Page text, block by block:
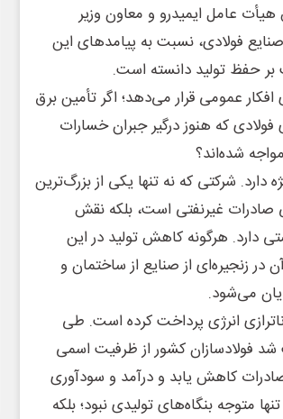
عامل ایمیدرو و معاون وزیر
فولادی، نسبت به پیامدهای این
بر حفظ تولید دانسته است.
عمومی قرار می‌دهد؛ اگر تأمین برق
که هنوز درگیر جبران خسارات
شده‌اند؟
شرکتی که نه تنها یکی از بزرگ‌ترین
صادرات غیرنفتی است، بلکه نقش
دارد. هرگونه کاهش تولید در این
در زنجیره‌ای از صنایع از ساختمان و
می‌شود.
انرژی پرداخت کرده است. طی
فولادسازان کشور از ظرفیت اسمی
کاهش یابد و درآمد و سودآوری
متوجه بنگاه‌های تولیدی نبود؛ بلکه